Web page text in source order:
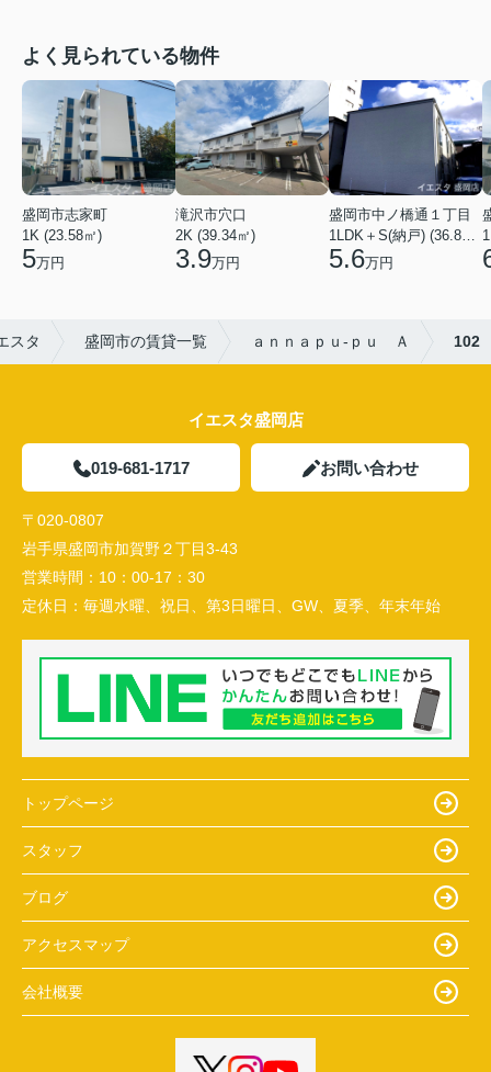
よく見られている物件
盛岡市志家町
1K (23.58㎡)
5万円
滝沢市穴口
2K (39.34㎡)
3.9万円
盛岡市中ノ橋通１丁目
1LDK＋S(納戸) (36.80㎡)
5.6万円
スタ 盛岡市の賃貸一覧 ａｎｎａｐｕ-ｐｕ Ａ 102
イエスタ盛岡店
019-681-1717 お問い合わせ
〒020-0807
岩手県盛岡市加賀野２丁目3-43
営業時間： 10：00-17：30
定休日： 毎週水曜、祝日、第3日曜日、GW、夏季、年末年始
トップページ
スタッフ
ブログ
アクセスマップ
会社概要